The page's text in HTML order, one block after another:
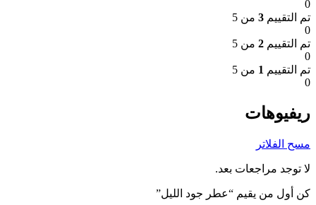
0
تم التقييم 3 من 5
0
تم التقييم 2 من 5
0
تم التقييم 1 من 5
0
ريفيوهات
مسح الفلاتر
لا توجد مراجعات بعد.
كن أول من يقيم “عطر جود الليل”